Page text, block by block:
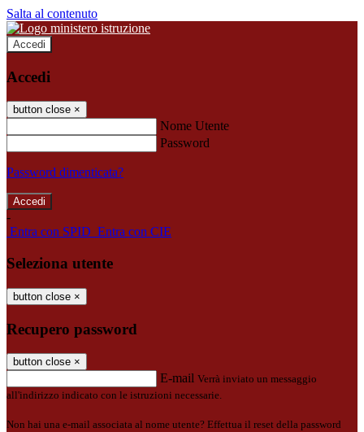
Salta al contenuto
Accedi
Accedi
button close ×
Nome Utente
Password
Password dimenticata?
-
Entra con SPID Entra con CIE
Seleziona utente
button close ×
Recupero password
button close ×
E-mail Verrà inviato un messaggio
all'indirizzo indicato con le istruzioni necessarie.
Non hai una e-mail associata al nome utente? Effettua il reset della password